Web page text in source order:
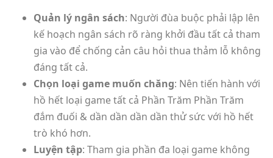
Quản lý ngân sách: Người đùa buộc phải lập lên
kế hoạch ngân sách rõ ràng khởi đầu tất cả tham
gia vào để chống cản câu hỏi thua thảm lỗ không
đáng tất cả.
Chọn loại game muốn chăng: Nên tiến hành với
hồ hết loại game tất cả Phần Trăm Phần Trăm
đắm đuối & dần dần dần dần thử sức với hồ hết
trò khó hơn.
Luyện tập: Tham gia phần đa loại game không